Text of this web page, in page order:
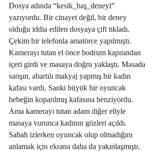
Dosya adında “kesik_baş_deneyi”
yazıyordu. Bir cinayet değil, bir deney
olduğu iddia edilen dosyaya çift tıkladı.
Çekim bir telefonla amatörce yapılmıştı.
Kamerayı tutan el önce bodrum kapısından
içeri girdi ve masaya doğru yaklaştı. Masada
sarışın, abartılı makyaj yapmış bir kadın
kafası vardı. Sanki büyük bir oyuncak
bebeğin koparılmış kafasına benziyordu.
Ama kamerayı tutan adam diğer eliyle
masaya vurunca kadının gözleri açıldı.
Sabah izlerken oyuncak olup olmadığını
anlamak için ekrana daha da yakınlaşmıştı.